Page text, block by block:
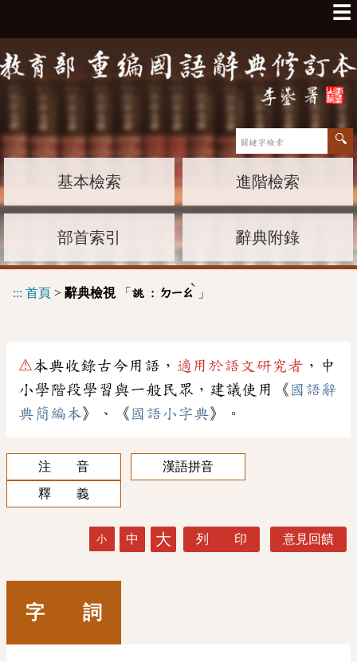
☰
基本檢索 進階檢索
部首索引 辭典附錄
::: 首頁 > 辭典檢視「 誂 : ㄉㄧㄠ
ˋ
」
⚠本典收錄古今用語， 適用於語文研究者 ，中
小學階段學習與一般民眾，建議使用《 國語辭
典簡編本》、《 國語小字典》。
注 音
漢語拼音
釋 義
小 中 大 列 印 意見回饋
字 詞